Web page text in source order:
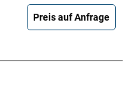
Preis auf Anfrage